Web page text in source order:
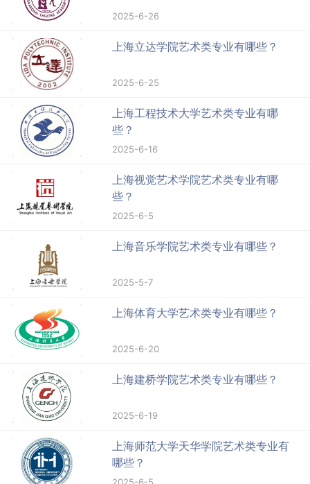
2025-6-26
上海立达学院艺术类专业有哪些？
2025-6-25
上海工程技术大学艺术类专业有哪
些？
2025-6-16
上海视觉艺术学院艺术类专业有哪
些？
2025-6-5
上海音乐学院艺术类专业有哪些？
2025-5-7
上海体育大学艺术类专业有哪些？
2025-6-20
上海建桥学院艺术类专业有哪些？
2025-6-19
上海师范大学天华学院艺术类专业有
哪些？